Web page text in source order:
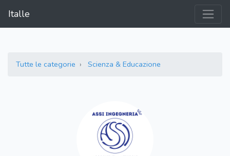
Italle
Tutte le categorie Scienza & Educazione